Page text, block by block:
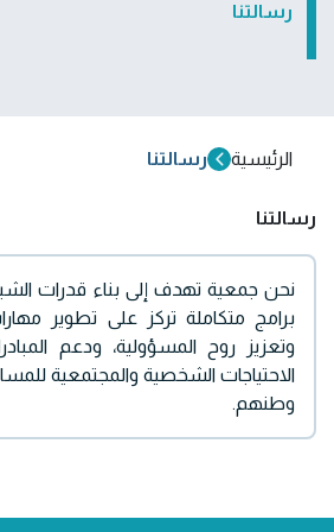
رسالتنا
الرئيسية رسالتنا
رسالتنا
نحن جمعية تهدف إلى بناء قدرات
برامج متكاملة تركز على تطوير
وتعزيز روح المسؤولية، ودعم
الاحتياجات الشخصية والمجتمعية
وطنهم.